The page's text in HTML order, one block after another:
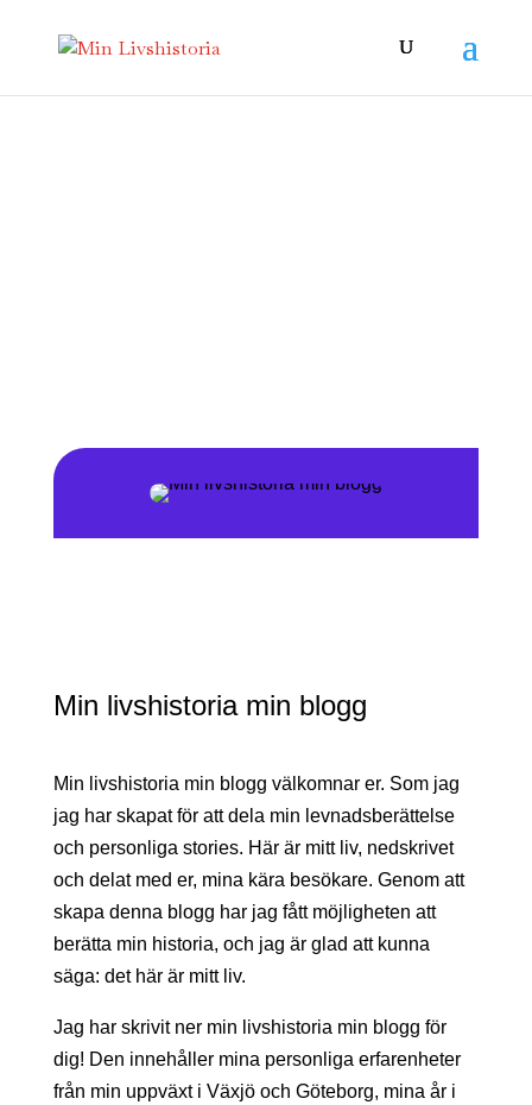
Min livshistoria min blogg
Min livshistoria min blogg välkomnar er. Som jag
jag har skapat för att dela min levnadsberättelse
och personliga stories. Här är mitt liv, nedskrivet
och delat med er, mina kära besökare. Genom att
skapa denna blogg har jag fått möjligheten att
berätta min historia, och jag är glad att kunna
säga: det här är mitt liv.
Jag har skrivit ner min livshistoria min blogg för
dig! Den innehåller mina personliga erfarenheter
från min uppväxt i Växjö och Göteborg, mina år i